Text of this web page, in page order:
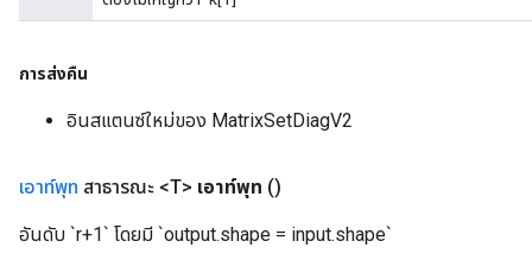
การส่งคืน
อินสแตนซ์ใหม่ของ MatrixSetDiagV2
เอาท์พุท สาธารณะ <T> เอาท์พุท ()
อันดับ `r+1` โดยมี `output.shape = input.shape`